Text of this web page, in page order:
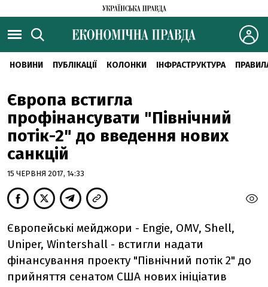
НОВИНИ ПУБЛІКАЦІЇ КОЛОНКИ ІНФРАСТРУКТУРА
Європа встигла
профінансувати "Північний
потік-2" до введення нових
санкцій
15 ЧЕРВНЯ 2017, 14:33
Європейські мейджори - Engie, OMV, Shell,
Uniper, Wintershall - встигли надати
фінансування проекту "Північний потік 2" до
прийняття сенатом США нових ініціатив